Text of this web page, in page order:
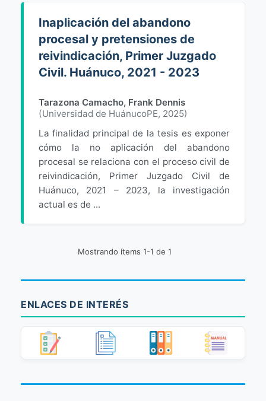
Inaplicación del abandono
procesal y pretensiones de
reivindicación, Primer Juzgado
Civil. Huánuco, 2021 - 2023
Tarazona Camacho, Frank Dennis
(Universidad de HuánucoPE, 2025)
La finalidad principal de la tesis es exponer
cómo la no aplicación del abandono
procesal se relaciona con el proceso civil de
reivindicación, Primer Juzgado Civil de
Huánuco, 2021 – 2023, la investigación
actual es de ...
Mostrando ítems 1-1 de 1
ENLACES DE INTERÉS